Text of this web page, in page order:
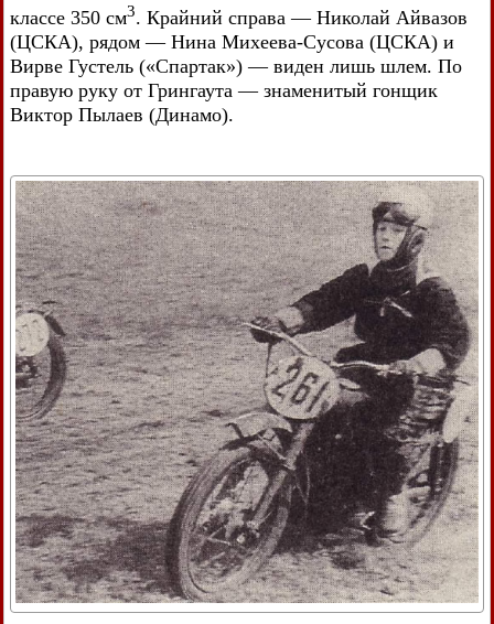
классе 350 см3. Крайний справа — Николай Айвазов
(ЦСКА), рядом — Нина Михеева-Сусова (ЦСКА) и
Вирве Густель («Спартак») — виден лишь шлем. По
правую руку от Грингаута — знаменитый гонщик
Виктор Пылаев (Динамо).